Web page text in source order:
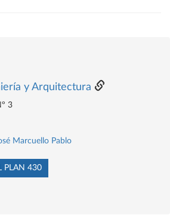
y Arquitectura
3
Marcuello Pablo
PLAN 430